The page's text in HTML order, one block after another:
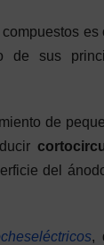
de sus
de
del
,